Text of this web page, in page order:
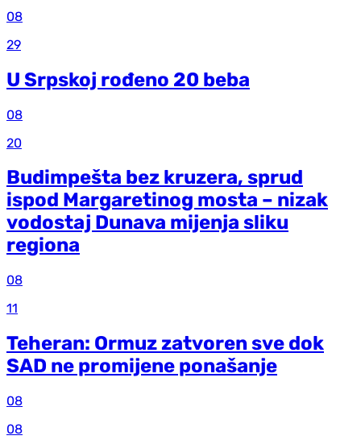
08
29
U Srpskoj rođeno 20 beba
08
20
Budimpešta bez kruzera, sprud
ispod Margaretinog mosta – nizak
vodostaj Dunava mijenja sliku
regiona
08
11
Teheran: Ormuz zatvoren sve dok
SAD ne promijene ponašanje
08
08